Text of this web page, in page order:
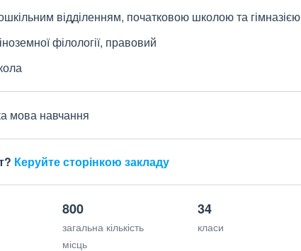
відділенням, початковою школою та гімназією
філології, правовий
мова навчання
Керуйте сторінкою закладу
800
загальна кількість
місць
34
класи